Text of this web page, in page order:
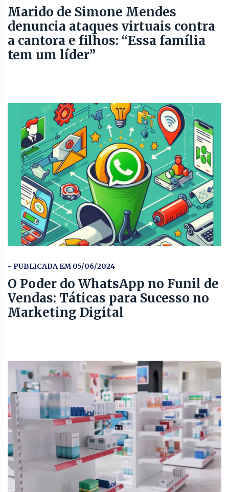
Marido de Simone Mendes
denuncia ataques virtuais contra
a cantora e filhos: “Essa família
tem um líder”
- PUBLICADA EM 05/06/2024
O Poder do WhatsApp no Funil de
Vendas: Táticas para Sucesso no
Marketing Digital